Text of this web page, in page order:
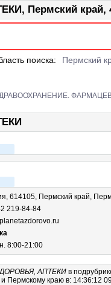
Пермский край,
поиска: Пермский
614105, Пермский край,
219-84-84
8:00-21:00
АПТЕКИ в
краю в: 14:36:12